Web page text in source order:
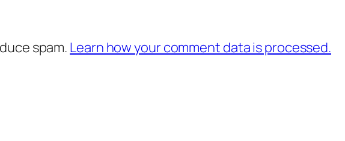
spam. Learn how your comment data is processed.